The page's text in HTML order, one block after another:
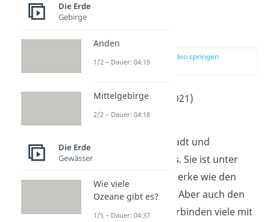
zur Stelle im Video springen
(03:36)
Einwohner: 214.000 (2021)
Fläche: 270 km2
Erfurt
ist die größte Stadt und
Hauptstadt
Thüringens. Sie ist unter
anderem für ihre Bauwerke wie den
ErfurterDombekannt. Aber auch den
Fernsehsender KiKA verbinden viele mit
Die Erde
Gebirge
Anden
1/2 – Dauer: 04:19
Mittelgebirge
2/2 – Dauer: 04:18
Die Erde
Gewässer
Wie viele
Ozeane gibt es?
1/5 – Dauer: 04:37